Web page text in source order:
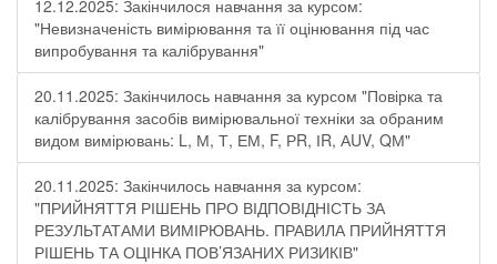
12.12.2025: Закінчилося навчання за курсом:
"Невизначеність вимірювання та її оцінювання під час
випробування та калібрування"
20.11.2025: Закінчилось навчання за курсом "Повірка та
калібрування засобів вимірювальної техніки за обраним
видом вимірювань: L, М, Т, ЕМ, F, РR, ІR, АUV, QМ"
20.11.2025: Закінчилось навчання за курсом:
"ПРИЙНЯТТЯ РІШЕНЬ ПРО ВІДПОВІДНІСТЬ ЗА
РЕЗУЛЬТАТАМИ ВИМІРЮВАНЬ. ПРАВИЛА ПРИЙНЯТТЯ
РІШЕНЬ ТА ОЦІНКА ПОВ’ЯЗАНИХ РИЗИКІВ"